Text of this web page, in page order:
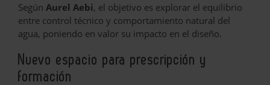
Según Aurel Aebi, el objetivo es explorar el equilibrio
entre control técnico y comportamiento natural del
agua, poniendo en valor su impacto en el diseño.
Nuevo espacio para prescripción y
formación